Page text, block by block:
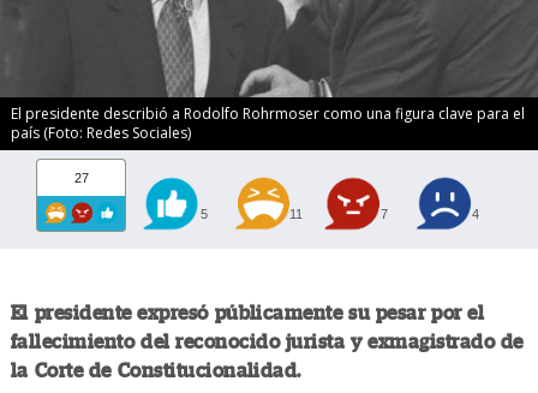
El presidente describió a Rodolfo Rohrmoser como una figura clave para el
país (Foto: Redes Sociales)
27
5 11 7 4
El presidente expresó públicamente su pesar por el
fallecimiento del reconocido jurista y exmagistrado de
la Corte de Constitucionalidad.